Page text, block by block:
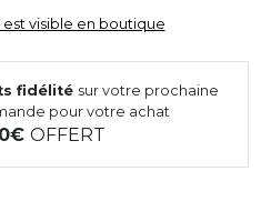
visible en boutique
fidélité sur votre prochaine
pour votre achat
OFFERT